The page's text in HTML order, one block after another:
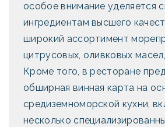
особое внимание уделяется
ингредиентам высшего
широкий ассортимент
цитрусовых, оливковых
Кроме того, в ресторане
обширная винная карта на
средиземноморской кухни,
несколько